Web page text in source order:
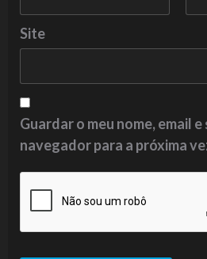
Site
Guardar o meu nome, email
navegador para a próxima